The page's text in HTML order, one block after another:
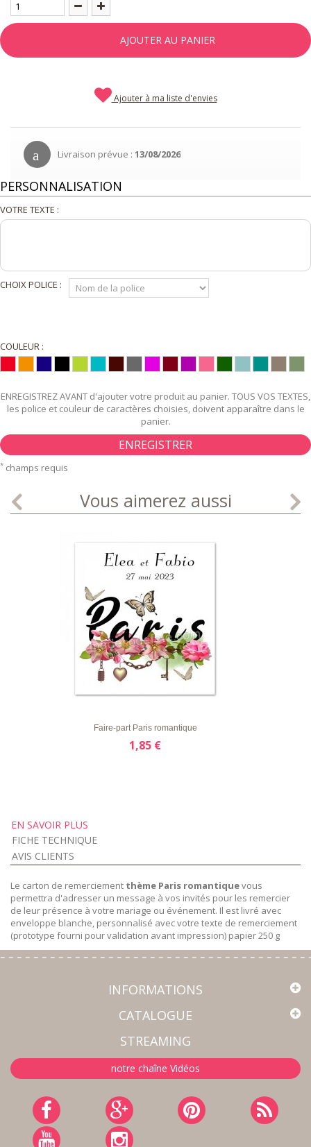
AJOUTER AU PANIER
Ajouter à ma liste d'envies
Livraison prévue : 13/08/2026
PERSONNALISATION
VOTRE TEXTE :
CHOIX POLICE :
COULEUR :
ENREGISTREZ AVANT d'ajouter votre produit au panier. TOUS VOS TEXTES,
les police et couleur de caractères choisies, doivent apparaître dans le
panier.
ENREGISTRER
* champs requis
Vous aimerez aussi
Faire-part Paris romantique
1,85 €
EN SAVOIR PLUS
FICHE TECHNIQUE
AVIS CLIENTS
Le carton de remerciement thème Paris romantiquevous
permettra d'adresser un message à vos invités pour les remercier
de leur présence à votre mariage ou événement. Il est livré avec
enveloppe blanche, personnalisé avec votre texte de remerciement
(prototype fourni pour validation avant impression) papier 250 g
INFORMATIONS
CATALOGUE
STREAMING
notre chaîne Vidéos